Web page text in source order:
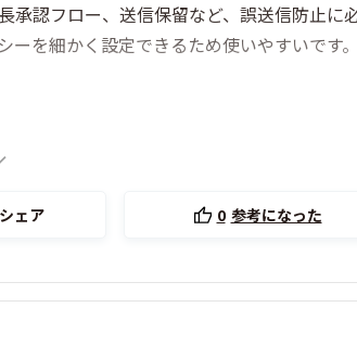
承認フロー、送信保留など、誤送信防止に
ーを細かく設定できるため使いやすいです
ェア 0 参考になった